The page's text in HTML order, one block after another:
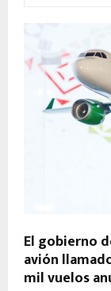
El gobierno
avión
mil vuelos